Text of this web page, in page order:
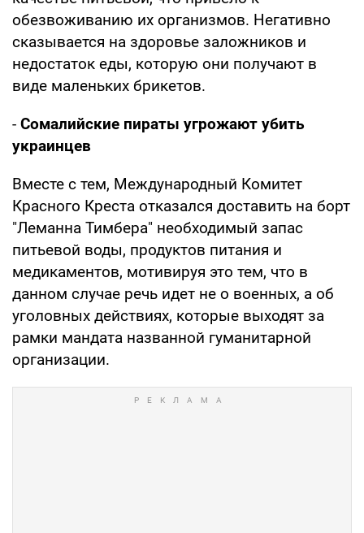
обезвоживанию их организмов. Негативно
сказывается на здоровье заложников и
недостаток еды, которую они получают в
виде маленьких брикетов.
- Сомалийские пираты угрожают убить
украинцев
Вместе с тем, Международный Комитет
Красного Креста отказался доставить на борт
"Леманна Тимбера" необходимый запас
питьевой воды, продуктов питания и
медикаментов, мотивируя это тем, что в
данном случае речь идет не о военных, а об
уголовных действиях, которые выходят за
рамки мандата названной гуманитарной
организации.